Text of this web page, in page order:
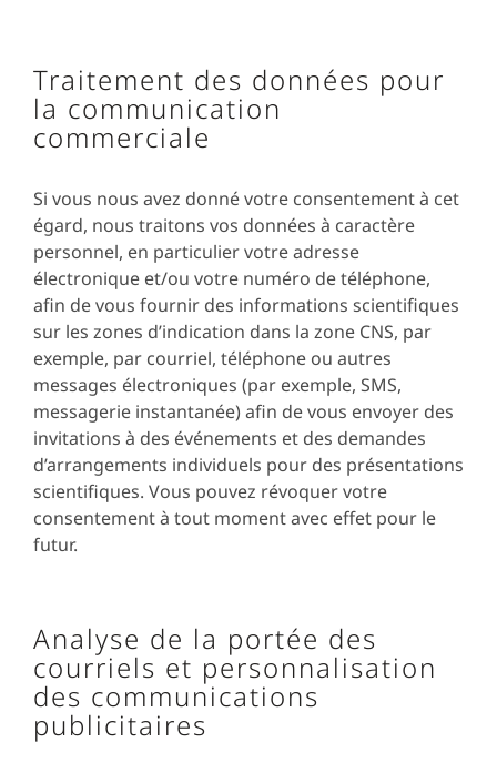
Traitement des données pour
la communication
commerciale
Si vous nous avez donné votre consentement à cet
égard, nous traitons vos données à caractère
personnel, en particulier votre adresse
électronique et/ou votre numéro de téléphone,
afin de vous fournir des informations scientifiques
sur les zones d’indication dans la zone CNS, par
exemple, par courriel, téléphone ou autres
messages électroniques (par exemple, SMS,
messagerie instantanée) afin de vous envoyer des
invitations à des événements et des demandes
d’arrangements individuels pour des présentations
scientifiques. Vous pouvez révoquer votre
consentement à tout moment avec effet pour le
futur.
Analyse de la portée des
courriels et personnalisation
des communications
publicitaires